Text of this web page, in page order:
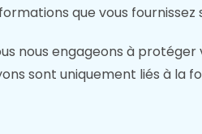
que vous
nous engageons à
sont uniquement liés à la